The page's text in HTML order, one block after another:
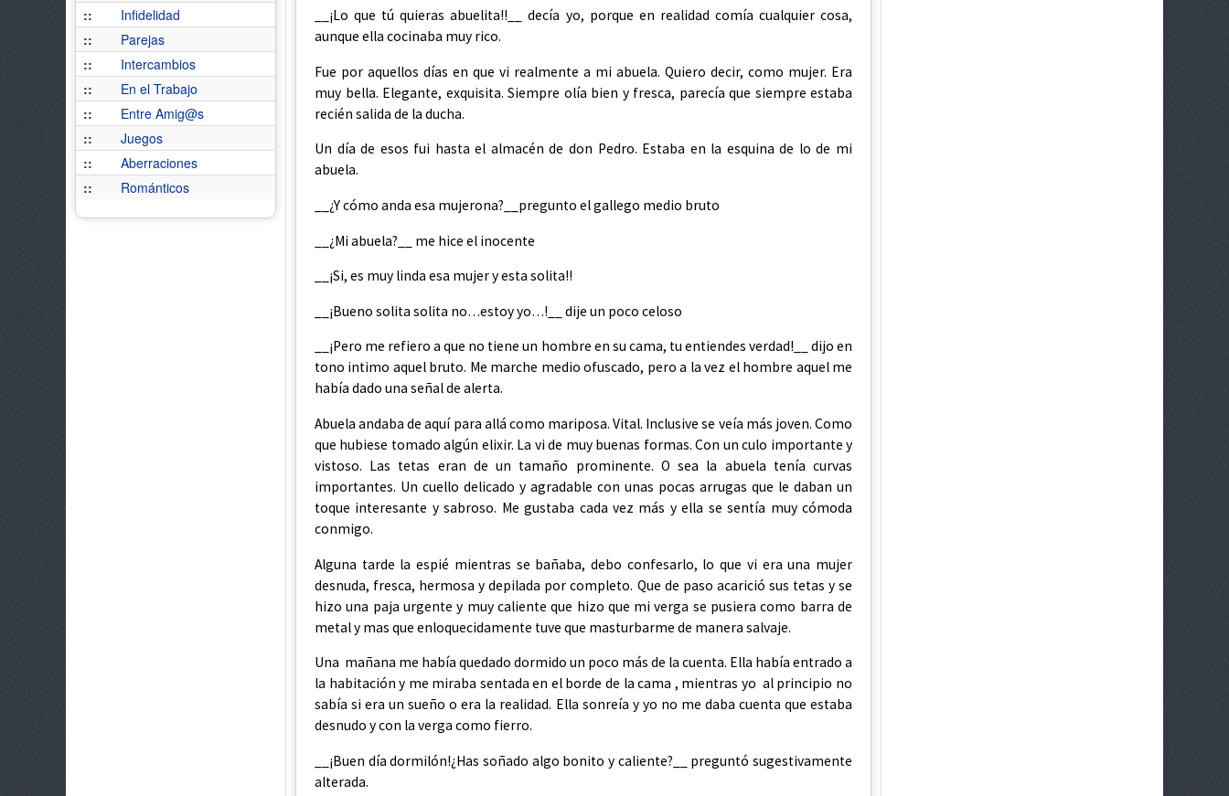
::
Infidelidad
::
Parejas
::
Intercambios
::
En el Trabajo
::
Entre Amig@s
::
Juegos
::
Aberraciones
::
Románticos
__¡Lo que tú quieras abuelita!!__ decía yo, porque en realidad comía cualquier cosa,
aunque ella cocinaba muy rico.
Fue por aquellos días en que vi realmente a mi abuela. Quiero decir, como mujer. Era
muy bella. Elegante, exquisita. Siempre olía bien y fresca, parecía que siempre estaba
recién salida de la ducha.
Un día de esos fui hasta el almacén de don Pedro. Estaba en la esquina de lo de mi
abuela.
__¿Y cómo anda esa mujerona?__pregunto el gallego medio bruto
__¿Mi abuela?__ me hice el inocente
__¡Si, es muy linda esa mujer y esta solita!!
__¡Bueno solita solita no…estoy yo…!__ dije un poco celoso
__¡Pero me refiero a que no tiene un hombre en su cama, tu entiendes verdad!__ dijo en
tono intimo aquel bruto. Me marche medio ofuscado, pero a la vez el hombre aquel me
había dado una señal de alerta.
Abuela andaba de aquí para allá como mariposa. Vital. Inclusive se veía más joven. Como
que hubiese tomado algún elixir. La vi de muy buenas formas. Con un culo importante y
vistoso. Las tetas eran de un tamaño prominente. O sea la abuela tenía curvas
importantes. Un cuello delicado y agradable con unas pocas arrugas que le daban un
toque interesante y sabroso. Me gustaba cada vez más y ella se sentía muy cómoda
conmigo.
Alguna tarde la espié mientras se bañaba, debo confesarlo, lo que vi era una mujer
desnuda, fresca, hermosa y depilada por completo. Que de paso acarició sus tetas y se
hizo una paja urgente y muy caliente que hizo que mi verga se pusiera como barra de
metal y mas que enloquecidamente tuve que masturbarme de manera salvaje.
Una mañana me había quedado dormido un poco más de la cuenta. Ella había entrado a
la habitación y me miraba sentada en el borde de la cama , mientras yo al principio no
sabía si era un sueño o era la realidad. Ella sonreía y yo no me daba cuenta que estaba
desnudo y con la verga como fierro.
__¡Buen día dormilón!¿Has soñado algo bonito y caliente?__ preguntó sugestivamente
alterada.